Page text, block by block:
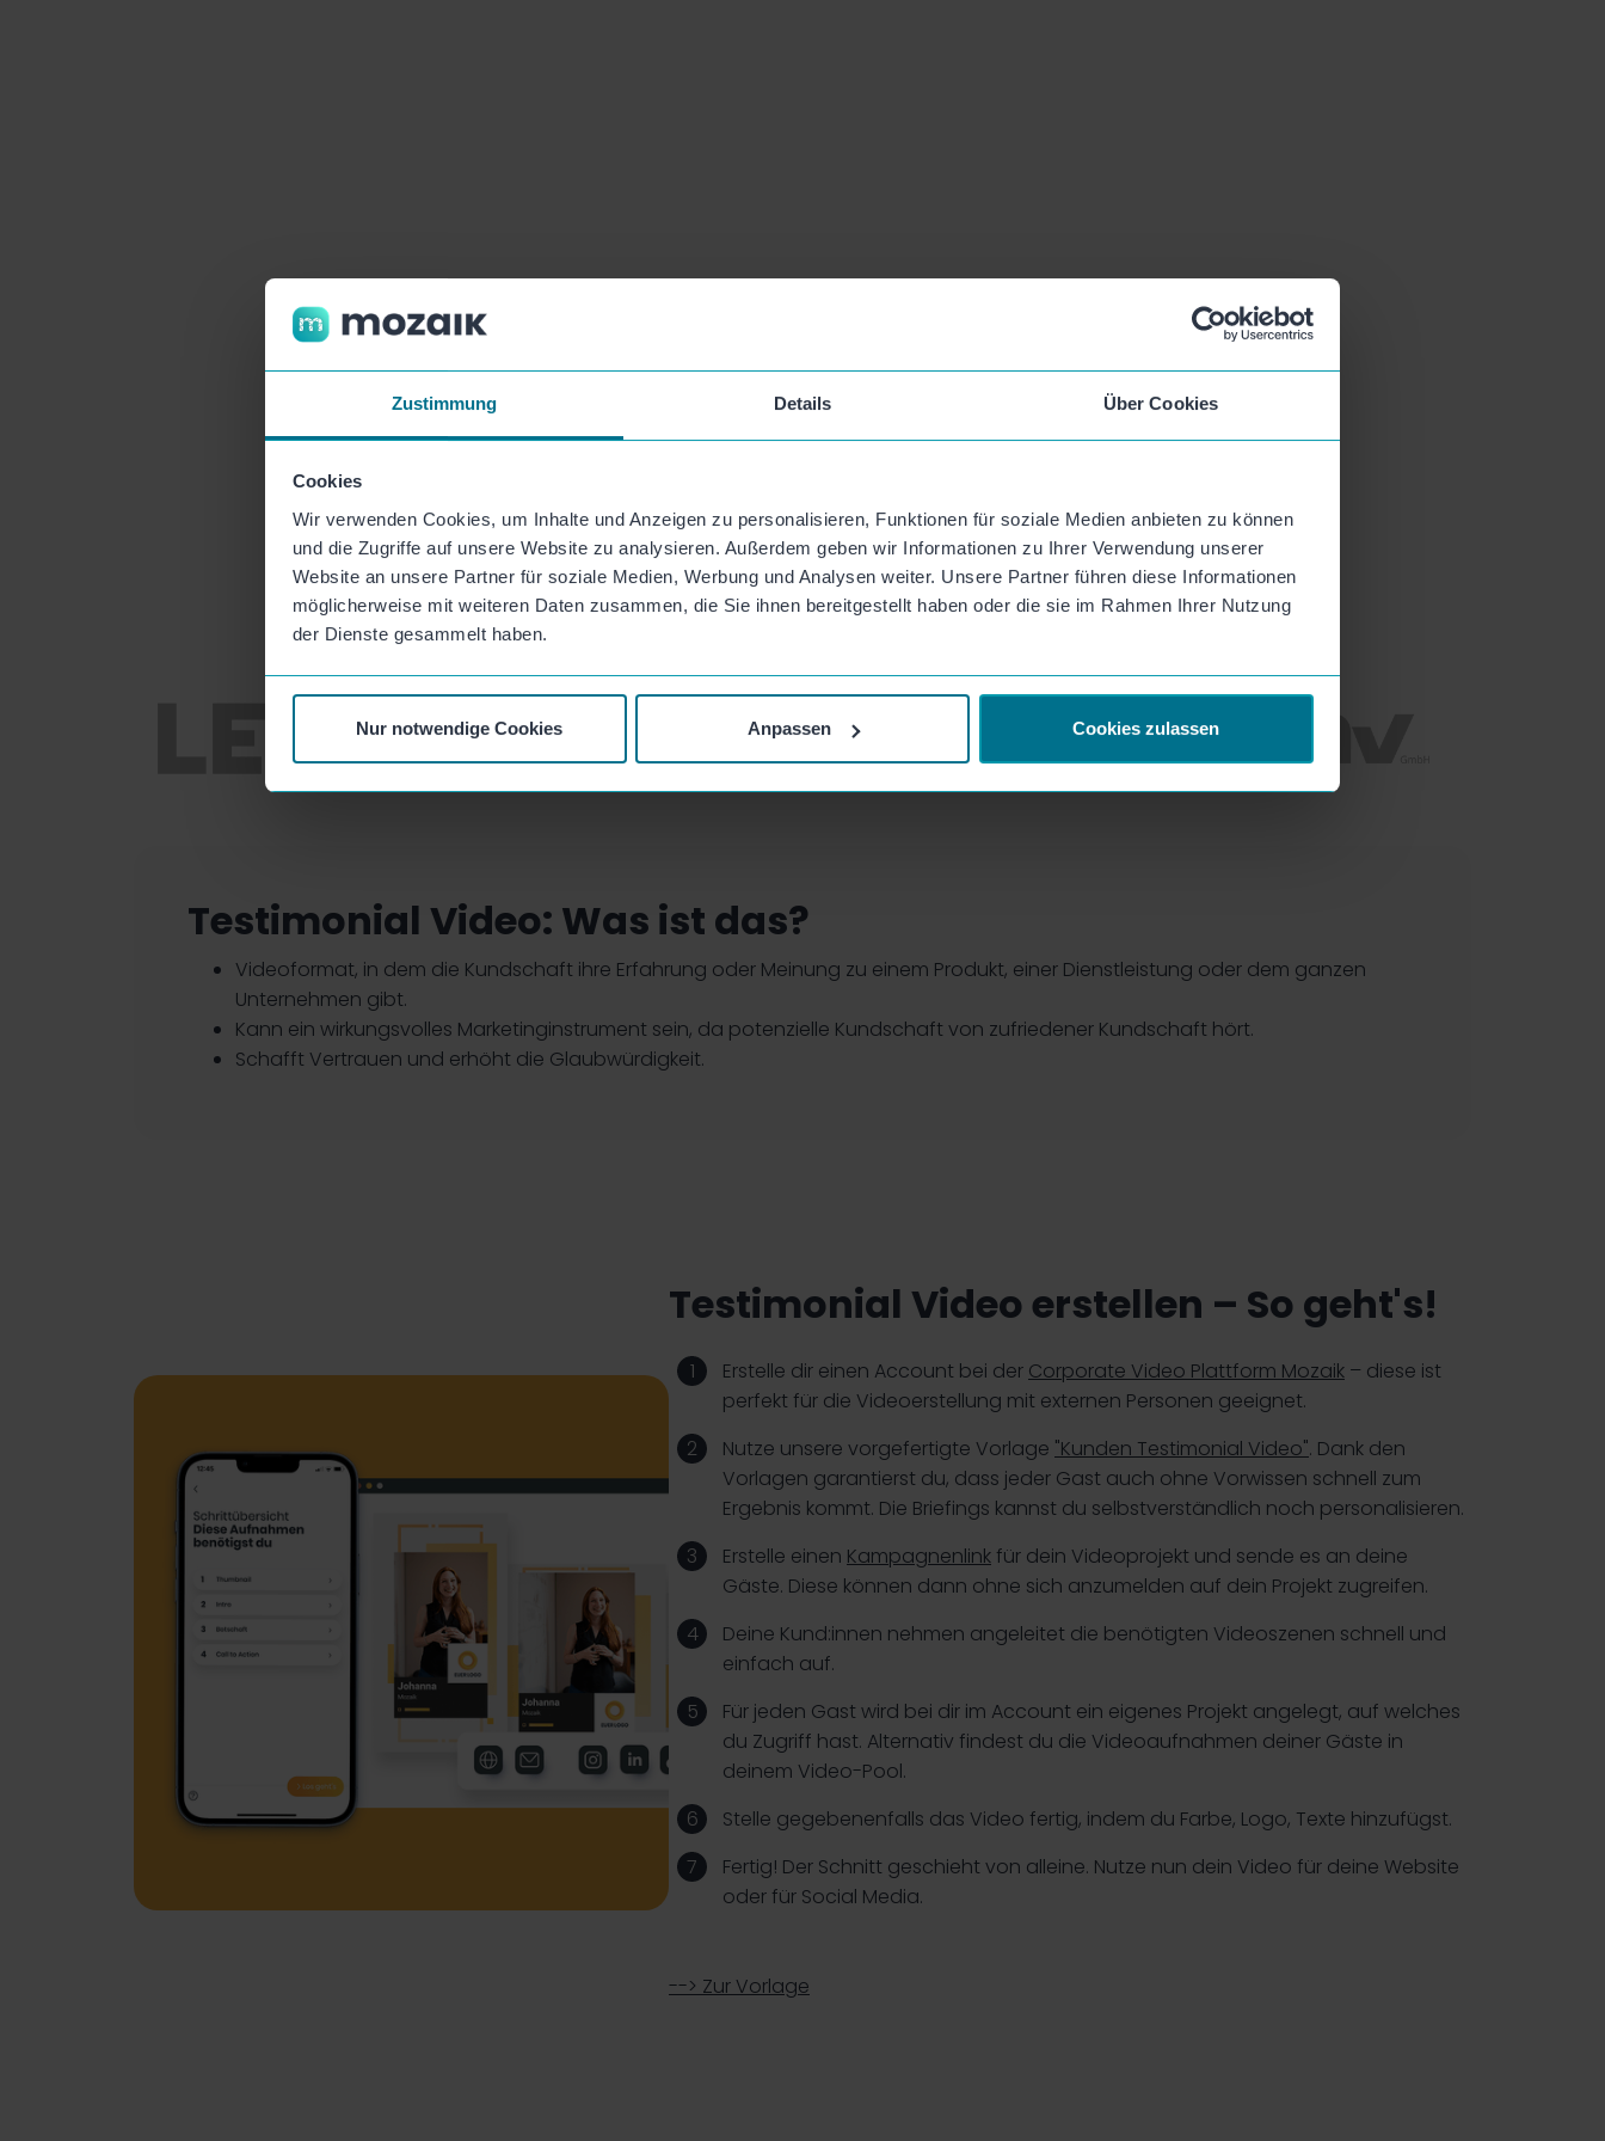
Zustimmung Details Über Cookies
Cookies
Wir verwenden Cookies, um Inhalte und Anzeigen zu personalisieren, Funktionen für soziale Medien anbieten zu können
und die Zugriffe auf unsere Website zu analysieren. Außerdem geben wir Informationen zu Ihrer Verwendung unserer
Website an unsere Partner für soziale Medien, Werbung und Analysen weiter. Unsere Partner führen diese Informationen
möglicherweise mit weiteren Daten zusammen, die Sie ihnen bereitgestellt haben oder die sie im Rahmen Ihrer Nutzung
der Dienste gesammelt haben.
Nur notwendige Cookies Anpassen Cookies zulassen
Testimonial Video: Was ist das?
Videoformat, in dem die Kundschaft ihre Erfahrung oder Meinung zu einem Produkt, einer Dienstleistung oder dem ganzen
Unternehmen gibt.
Kann ein wirkungsvolles Marketinginstrument sein, da potenzielle Kundschaft von zufriedener Kundschaft hört.
Schafft Vertrauen und erhöht die Glaubwürdigkeit.
Testimonial Video erstellen – So geht's!
Erstelle dir einen Account bei der Corporate Video Plattform Mozaik – diese ist
perfekt für die Videoerstellung mit externen Personen geeignet.
Nutze unsere vorgefertigte Vorlage "Kunden Testimonial Video". Dank den
Vorlagen garantierst du, dass jeder Gast auch ohne Vorwissen schnell zum
Ergebnis kommt. Die Briefings kannst du selbstverständlich noch personalisieren.
Erstelle einen Kampagnenlink für dein Videoprojekt und sende es an deine
Gäste. Diese können dann ohne sich anzumelden auf dein Projekt zugreifen.
Deine Kund:innen nehmen angeleitet die benötigten Videoszenen schnell und
einfach auf.
Für jeden Gast wird bei dir im Account ein eigenes Projekt angelegt, auf welches
du Zugriff hast. Alternativ findest du die Videoaufnahmen deiner Gäste in
deinem Video-Pool.
Stelle gegebenenfalls das Video fertig, indem du Farbe, Logo, Texte hinzufügst.
Fertig! Der Schnitt geschieht von alleine. Nutze nun dein Video für deine Website
oder für Social Media.
--> Zur Vorlage